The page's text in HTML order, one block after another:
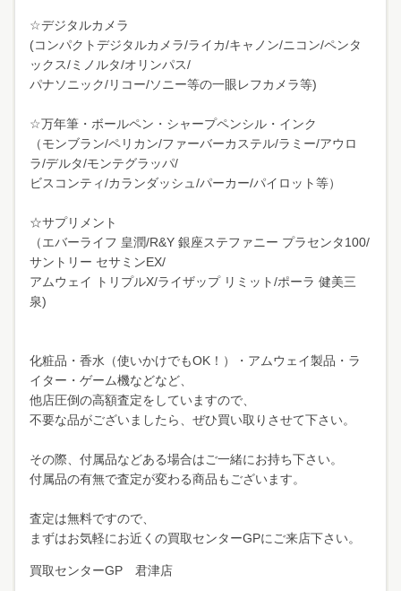
☆デジタルカメラ
(コンパクトデジタルカメラ/ライカ/キャノン/ニコン/ペンタ
ックス/ミノルタ/オリンパス/
パナソニック/リコー/ソニー等の一眼レフカメラ等)
☆万年筆・ボールペン・シャープペンシル・インク
（モンブラン/ペリカン/ファーバーカステル/ラミー/アウロ
ラ/デルタ/モンテグラッパ/
ビスコンティ/カランダッシュ/パーカー/パイロット等）
☆サプリメント
（エバーライフ 皇潤/R&Y 銀座ステファニー プラセンタ100/
サントリー セサミンEX/
アムウェイ トリプルX/ライザップ リミット/ポーラ 健美三
泉)
化粧品・香水（使いかけでもOK！）・アムウェイ製品・ラ
イター・ゲーム機などなど、
他店圧倒の高額査定をしていますので、
不要な品がございましたら、ぜひ買い取りさせて下さい。
その際、付属品などある場合はご一緒にお持ち下さい。
付属品の有無で査定が変わる商品もございます。
査定は無料ですので、
まずはお気軽にお近くの買取センターGPにご来店下さい。
買取センターGP 君津店